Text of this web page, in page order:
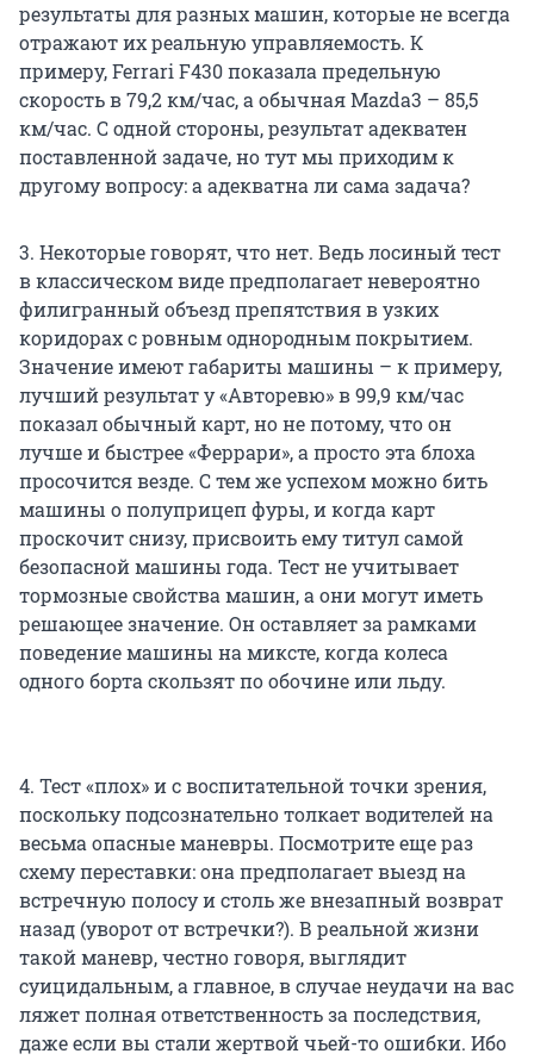
результаты для разных машин, которые не всегда
отражают их реальную управляемость. К
примеру, Ferrari F430 показала предельную
скорость в 79,2 км/час, а обычная Mazda3 – 85,5
км/час. С одной стороны, результат адекватен
поставленной задаче, но тут мы приходим к
другому вопросу: а адекватна ли сама задача?
3. Некоторые говорят, что нет. Ведь лосиный тест
в классическом виде предполагает невероятно
филигранный объезд препятствия в узких
коридорах с ровным однородным покрытием.
Значение имеют габариты машины – к примеру,
лучший результат у «Авторевю» в 99,9 км/час
показал обычный карт, но не потому, что он
лучше и быстрее «Феррари», а просто эта блоха
просочится везде. С тем же успехом можно бить
машины о полуприцеп фуры, и когда карт
проскочит снизу, присвоить ему титул самой
безопасной машины года. Тест не учитывает
тормозные свойства машин, а они могут иметь
решающее значение. Он оставляет за рамками
поведение машины на миксте, когда колеса
одного борта скользят по обочине или льду.
4. Тест «плох» и с воспитательной точки зрения,
поскольку подсознательно толкает водителей на
весьма опасные маневры. Посмотрите еще раз
схему переставки: она предполагает выезд на
встречную полосу и столь же внезапный возврат
назад (уворот от встречки?). В реальной жизни
такой маневр, честно говоря, выглядит
суицидальным, а главное, в случае неудачи на вас
ляжет полная ответственность за последствия,
даже если вы стали жертвой чьей-то ошибки. Ибо